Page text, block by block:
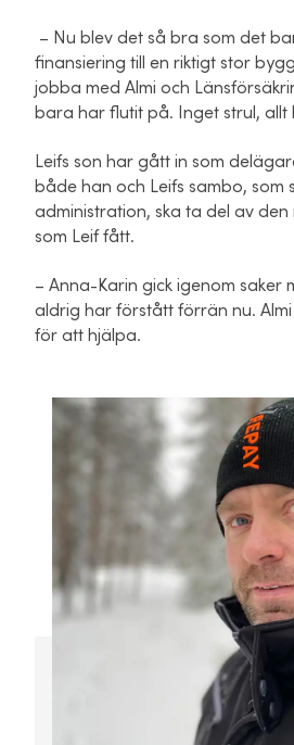
– Nu blev det så bra som det
finansiering till en riktigt stor
jobba med Almi och
bara har flutit på. Inget strul, allt
Leifs son har gått in som
både han och Leifs sambo, som
administration, ska ta del av den
som Leif fått.
– Anna-Karin gick igenom saker
aldrig har förstått förrän nu. Almi
för att hjälpa.